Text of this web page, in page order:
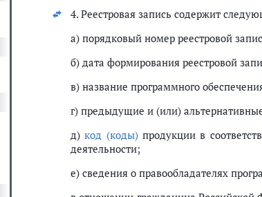
4. Реестровая запись содержит
а) порядковый номер реестровой
б) дата формирования реестровой
в) название программного
г) предыдущие и (или)
д)код (коды)продукции в
деятельности;
е) сведения о правообладателях